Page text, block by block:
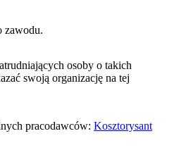
zawodu.
osoby o takich
swoją organizację na tej
pracodawców: Kosztorysant